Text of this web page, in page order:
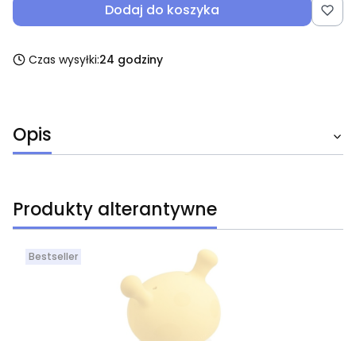
Dodaj do koszyka
Czas wysyłki:24 godziny
Opis
Produkty alterantywne
Bestseller